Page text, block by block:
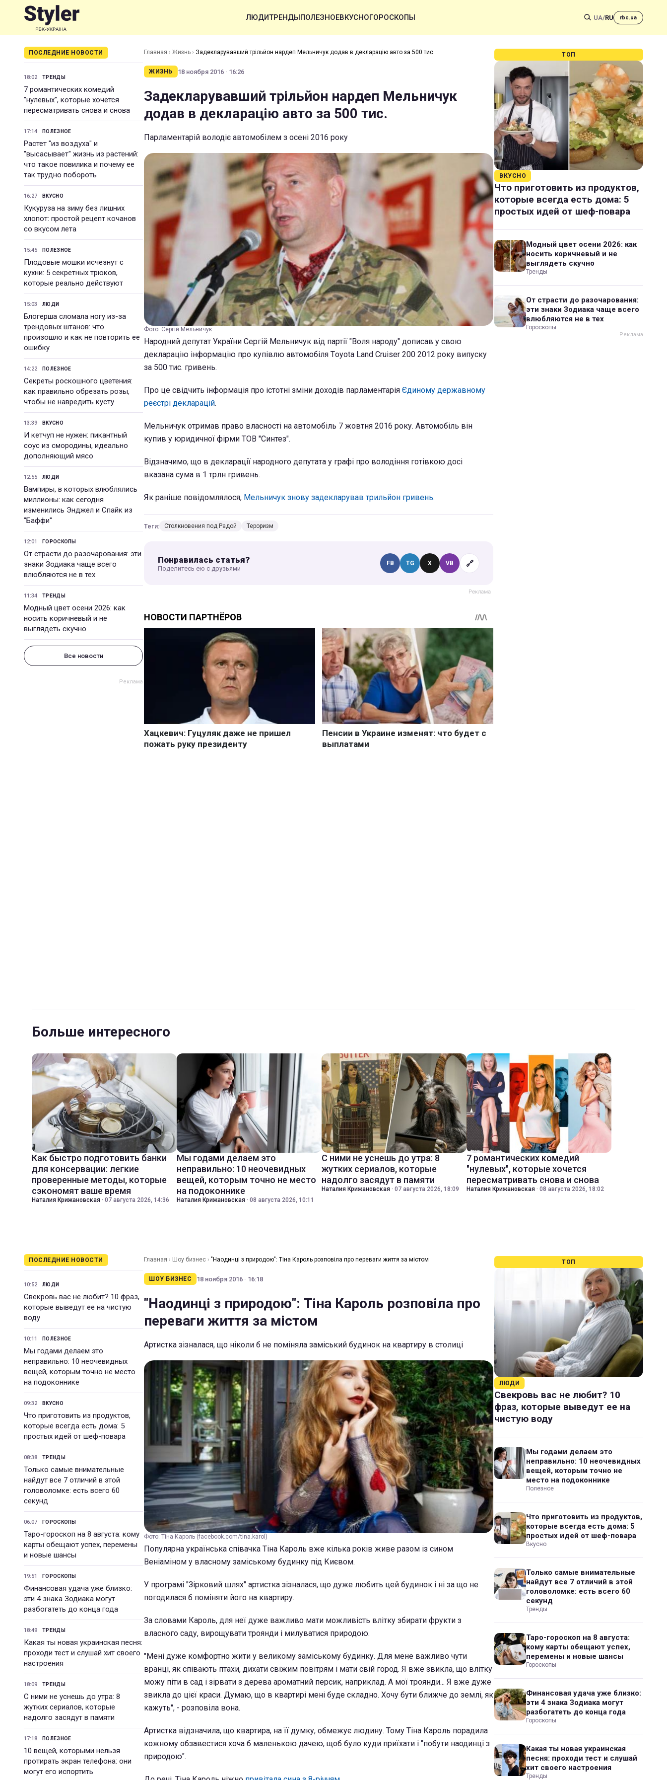
ЛЮДИТРЕНДЫПОЛЕЗНОЕВКУСНОГОРОСКОПЫ UA/RU rbc.ua
ПОСЛЕДНИЕ НОВОСТИ
18:02 ТРЕНДЫ
7 романтических комедий
"нулевых", которые хочется
пересматривать снова и снова
17:14 ПОЛЕЗНОЕ
Растет "из воздуха" и
"высасывает" жизнь из растений:
что такое повилика и почему ее
так трудно побороть
16:27 ВКУСНО
Кукуруза на зиму без лишних
хлопот: простой рецепт кочанов
со вкусом лета
15:45 ПОЛЕЗНОЕ
Плодовые мошки исчезнут с
кухни: 5 секретных трюков,
которые реально действуют
15:03 ЛЮДИ
Блогерша сломала ногу из-за
трендовых штанов: что
произошло и как не повторить ее
ошибку
14:22 ПОЛЕЗНОЕ
Секреты роскошного цветения:
как правильно обрезать розы,
чтобы не навредить кусту
13:39 ВКУСНО
И кетчуп не нужен: пикантный
соус из смородины, идеально
дополняющий мясо
12:55 ЛЮДИ
Вампиры, в которых влюблялись
миллионы: как сегодня
изменились Энджел и Спайк из
"Баффи"
12:01 ГОРОСКОПЫ
От страсти до разочарования: эти
знаки Зодиака чаще всего
влюбляются не в тех
11:34 ТРЕНДЫ
Модный цвет осени 2026: как
носить коричневый и не
выглядеть скучно
Все новости
Главная › Жизнь › Задекларувавший трільйон нардеп Мельничук додав в декларацію авто за 500 тис.
ЖИЗНЬ 18 ноября 2016 · 16:26
Задекларувавший трільйон нардеп Мельничук
додав в декларацію авто за 500 тис.
Парламентарій володіє автомобілем з осені 2016 року
Фото: Сергій Мельничук
Народний депутат України Сергій Мельничук від партії "Воля народу" дописав у свою
декларацію інформацію про купівлю автомобіля Тoyota Land Cruiser 200 2012 року випуску
за 500 тис. гривень.
Про це свідчить інформація про істотні зміни доходів парламентарія Єдиному державному
реєстрі декларацій.
Мельничук отримав право власності на автомобіль 7 жовтня 2016 року. Автомобіль він
купив у юридичної фірми ТОВ "Синтез".
Відзначимо, що в декларації народного депутата у графі про володіння готівкою досі
вказана сума в 1 трлн гривень.
Як раніше повідомлялося, Мельничук знову задекларував трильйон гривень.
Теги: Столкновения под Радой Тероризм
Понравилась статья?
Поделитесь ею с друзьями
FB TG X VB 🔗
ТОП
ВКУСНО
Что приготовить из продуктов,
которые всегда есть дома: 5
простых идей от шеф-повара
Модный цвет осени 2026: как
носить коричневый и не
выглядеть скучно
Тренды
От страсти до разочарования:
эти знаки Зодиака чаще всего
влюбляются не в тех
Гороскопы
Больше интересного
Как быстро подготовить банки
для консервации: легкие
проверенные методы, которые
сэкономят ваше время
Наталия Крижановская · 07 августа 2026, 14:36
Мы годами делаем это
неправильно: 10 неочевидных
вещей, которым точно не место
на подоконнике
Наталия Крижановская · 08 августа 2026, 10:11
С ними не уснешь до утра: 8
жутких сериалов, которые
надолго засядут в памяти
Наталия Крижановская · 07 августа 2026, 18:09
7 романтических комедий
"нулевых", которые хочется
пересматривать снова и снова
Наталия Крижановская · 08 августа 2026, 18:02
ПОСЛЕДНИЕ НОВОСТИ
10:52 ЛЮДИ
Свекровь вас не любит? 10 фраз,
которые выведут ее на чистую
воду
10:11 ПОЛЕЗНОЕ
Мы годами делаем это
неправильно: 10 неочевидных
вещей, которым точно не место
на подоконнике
09:32 ВКУСНО
Что приготовить из продуктов,
которые всегда есть дома: 5
простых идей от шеф-повара
08:38 ТРЕНДЫ
Только самые внимательные
найдут все 7 отличий в этой
головоломке: есть всего 60
секунд
06:07 ГОРОСКОПЫ
Таро-гороскоп на 8 августа: кому
карты обещают успех, перемены
и новые шансы
19:51 ГОРОСКОПЫ
Финансовая удача уже близко:
эти 4 знака Зодиака могут
разбогатеть до конца года
18:49 ТРЕНДЫ
Какая ты новая украинская песня:
проходи тест и слушай хит своего
настроения
18:09 ТРЕНДЫ
С ними не уснешь до утра: 8
жутких сериалов, которые
надолго засядут в памяти
17:18 ПОЛЕЗНОЕ
10 вещей, которыми нельзя
протирать экран телефона: они
могут его испортить
Главная › Шоу бизнес › "Наодинці з природою": Тіна Кароль розповіла про переваги життя за містом
ШОУ БИЗНЕС 18 ноября 2016 · 16:18
"Наодинці з природою": Тіна Кароль розповіла про
переваги життя за містом
Артистка зізналася, що ніколи б не поміняла заміський будинок на квартиру в столиці
Фото: Тіна Кароль (facebook.com/tina.karol)
Популярна українська співачка Тіна Кароль вже кілька років живе разом із сином
Веніаміном у власному заміському будинку під Києвом.
У програмі "Зірковий шлях" артистка зізналася, що дуже любить цей будинок і ні за що не
погодилася б поміняти його на квартиру.
За словами Кароль, для неї дуже важливо мати можливість влітку збирати фрукти з
власного саду, вирощувати троянди і милуватися природою.
"Мені дуже комфортно жити у великому заміському будинку. Для мене важливо чути
вранці, як співають птахи, дихати свіжим повітрям і мати свій город. Я вже звикла, що влітку
можу піти в сад і зірвати з дерева ароматний персик, наприклад. А мої троянди... Я вже дуже
звикла до цієї краси. Думаю, що в квартирі мені буде складно. Хочу бути ближче до землі, як
кажуть", - розповіла вона.
Артистка відзначила, що квартира, на її думку, обмежує людину. Тому Тіна Кароль порадила
кожному обзавестися хоча б маленькою дачею, щоб було куди приїхати і "побути наодинці з
природою".
ТОП
ЛЮДИ
Свекровь вас не любит? 10
фраз, которые выведут ее на
чистую воду
Мы годами делаем это
неправильно: 10 неочевидных
вещей, которым точно не
место на подоконнике
Полезное
Что приготовить из продуктов,
которые всегда есть дома: 5
простых идей от шеф-повара
Вкусно
Только самые внимательные
найдут все 7 отличий в этой
головоломке: есть всего 60
секунд
Тренды
Таро-гороскоп на 8 августа:
кому карты обещают успех,
перемены и новые шансы
Гороскопы
Финансовая удача уже близко:
эти 4 знака Зодиака могут
разбогатеть до конца года
Гороскопы
Какая ты новая украинская
песня: проходи тест и слушай
хит своего настроения
Тренды